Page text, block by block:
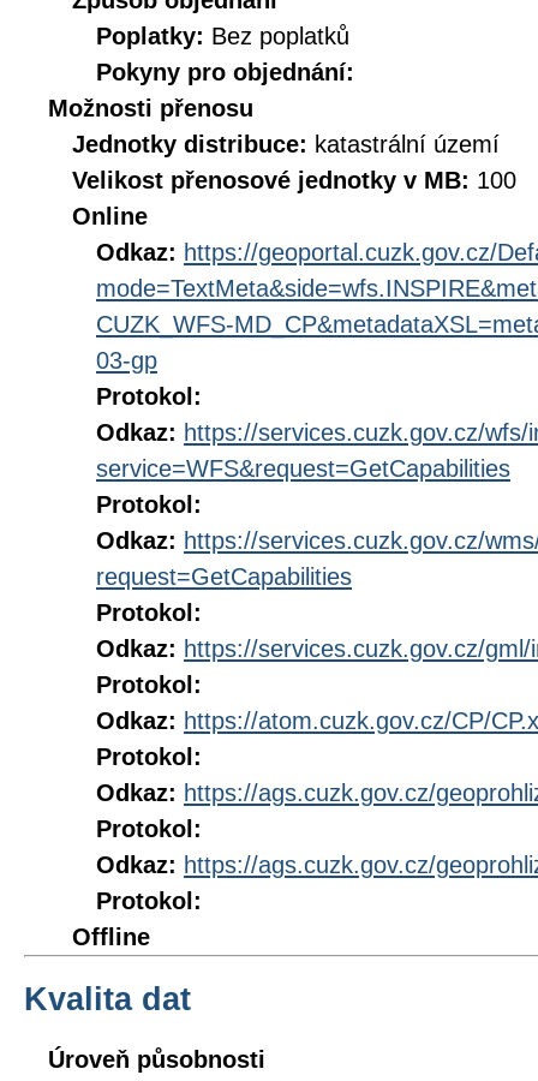
Poplatky: Bez poplatků
Pokyny pro objednání:
Možnosti přenosu
Jednotky distribuce: katastrální území
Velikost přenosové jednotky v MB: 100
Online
Odkaz: https://geoportal.cuzk.gov.cz/
CUZK_WFS-
03-gp
Protokol:
Odkaz: https://services.cuzk.gov.cz/wfs/
service=WFS&request=GetCapabilities
Protokol:
Odkaz: https://services.cuzk.gov.cz/
request=GetCapabilities
Protokol:
Odkaz: https://services.cuzk.gov.cz/gml/
Protokol:
Odkaz: https://atom.cuzk.gov.cz/CP/
Protokol:
Odkaz: https://ags.cuzk.gov.cz/
Protokol:
Odkaz: https://ags.cuzk.gov.cz/
Protokol:
Offline
Kvalita dat
Úroveň působnosti